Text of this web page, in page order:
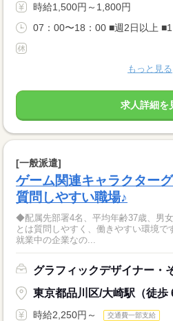
時給1,500円～1,800円
07：00〜18：00 ■週2日以上 ■1
もっと見る
求人詳細を
[一般派遣]
ゲーム関連キャラクター
質問しやすい職場♪
◆配属先部署4名、平均年齢37歳、男
とは質問しやすく、働きやすい環境
就業中の企業なの...
グラフィックデザイナー・
東京都品川区/大崎駅（徒歩
時給2,250円～ 交通費一部支給